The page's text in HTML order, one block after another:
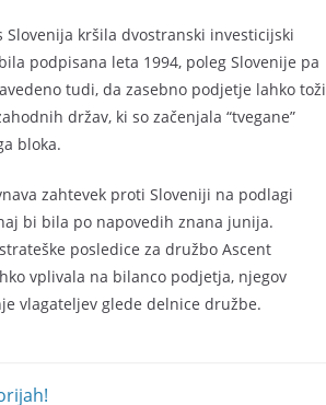
kršila dvostranski investicijski
podpisana leta 1994, poleg Slovenije pa
tudi, da zasebno podjetje lahko toži
držav, ki so začenjala “tvegane”
bloka.
zahtevek proti Sloveniji na podlagi
bi bila po napovedih znana junija.
posledice za družbo Ascent
vplivala na bilanco podjetja, njegov
vlagateljev glede delnice družbe.